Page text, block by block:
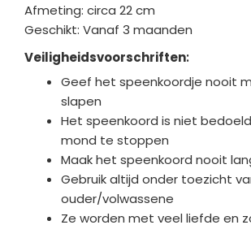
Afmeting: circa 22 cm
Geschikt: Vanaf 3 maanden
Veiligheidsvoorschriften:
Geef het speenkoordje nooit
slapen
Het speenkoord is niet
mond te stoppen
Maak het speenkoord nooit
Gebruik altijd onder toezicht
ouder/volwassene
Ze worden met veel liefde en